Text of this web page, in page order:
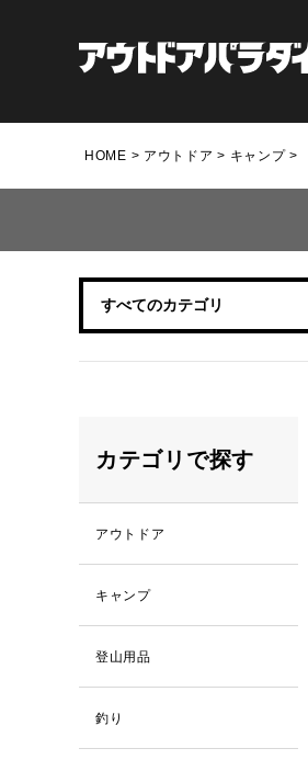
HOME アウトドア キャンプ
カテゴリで探す
アウトドア
キャンプ
登山用品
釣り